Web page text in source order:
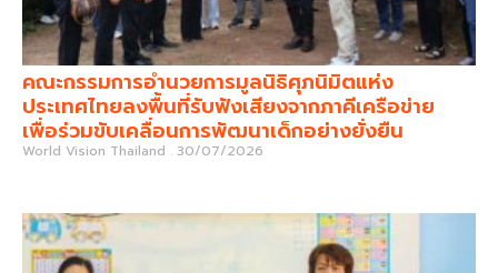
คณะกรรมการอำนวยการมูลนิธิศุภนิมิตแห่ง
ประเทศไทยลงพื้นที่รับฟังเสียงจากภาคีเครือข่าย
เพื่อร่วมขับเคลื่อนการพัฒนาเด็กอย่างยั่งยืน
World Vision Thailand 30/07/2026